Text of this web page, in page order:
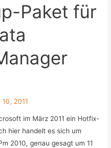
Paket für
2011
im März 2011 ein Hotfix-
hier handelt es sich um
2010, genau gesagt um 11